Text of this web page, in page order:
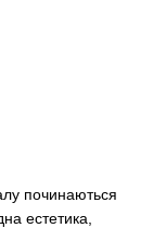
починаються
естетика,